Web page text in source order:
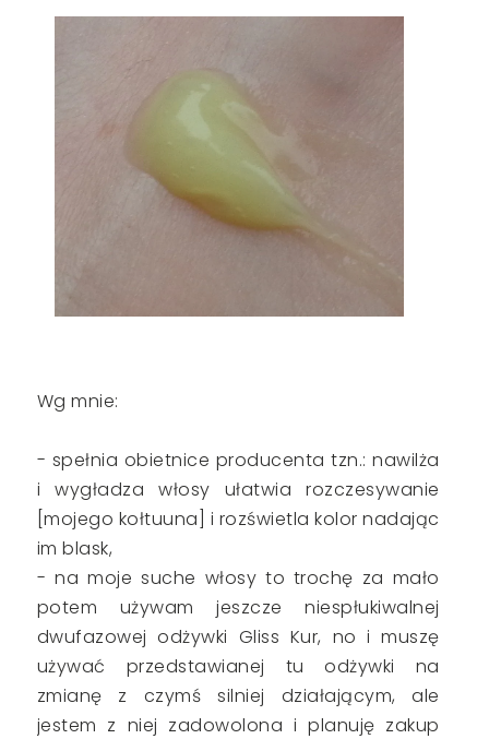
Wg mnie:
- spełnia obietnice producenta tzn.: nawilża
i wygładza włosy ułatwia rozczesywanie
[mojego kołtuuna] i rozświetla kolor nadając
im blask,
- na moje suche włosy to trochę za mało
potem używam jeszcze niespłukiwalnej
dwufazowej odżywki Gliss Kur, no i muszę
używać przedstawianej tu odżywki na
zmianę z czymś silniej działającym, ale
jestem z niej zadowolona i planuję zakup